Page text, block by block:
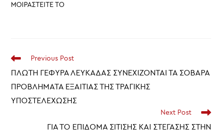
ΜΟΙΡΑΣΤΕΙΤΕ ΤΟ
Read
articles
Previous Post
ΠΛΩΤΗ ΓΕΦΥΡΑ ΛΕΥΚΑΔΑΣ ΣΥΝΕΧΙΖΟΝΤΑΙ ΤΑ ΣΟΒΑΡΑ
ΠΡΟΒΛΗΜΑΤΑ ΕΞΑΙΤΙΑΣ ΤΗΣ ΤΡΑΓΙΚΗΣ
ΥΠΟΣΤΕΛΕΧΩΣΗΣ
Next Post
ΓΙΑ ΤΟ ΕΠΙΔΟΜΑ ΣΙΤΙΣΗΣ ΚΑΙ ΣΤΕΓΑΣΗΣ ΣΤΗΝ